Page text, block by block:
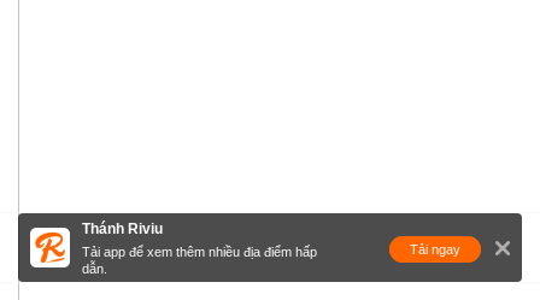
Thánh Riviu
Tải app để xem thêm nhiều địa điểm hấp
dẫn.
Tải ngay